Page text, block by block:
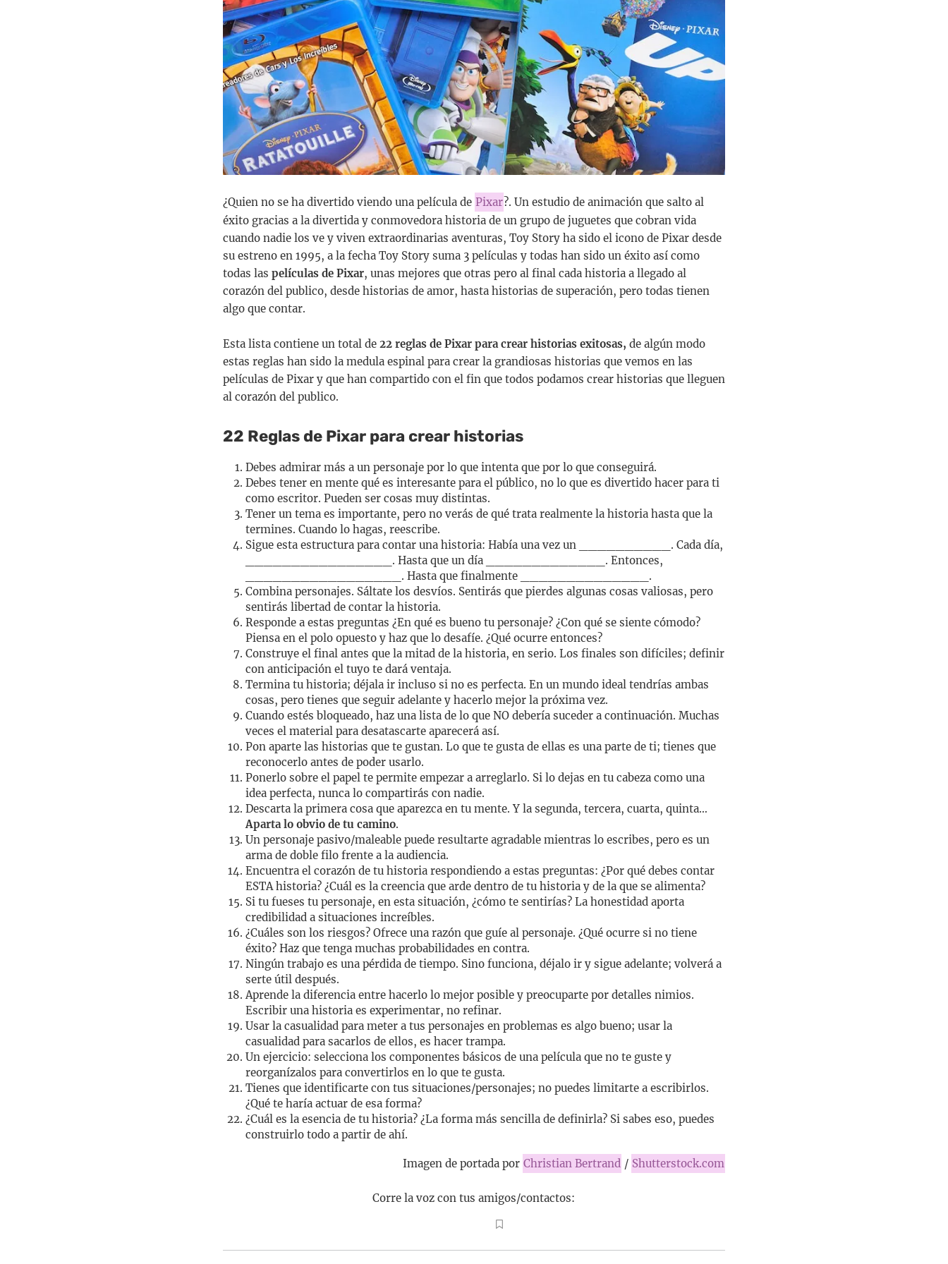
¿Quien no se ha divertido viendo una película de Pixar?. Un estudio de animación que salto al
éxito gracias a la divertida y conmovedora historia de un grupo de juguetes que cobran vida
cuando nadie los ve y viven extraordinarias aventuras, Toy Story ha sido el icono de Pixar desde
su estreno en 1995, a la fecha Toy Story suma 3 películas y todas han sido un éxito así como
todas las películas de Pixar, unas mejores que otras pero al final cada historia a llegado al
corazón del publico, desde historias de amor, hasta historias de superación, pero todas tienen
algo que contar.
Esta lista contiene un total de 22 reglas de Pixar para crear historias exitosas, de algún modo
estas reglas han sido la medula espinal para crear la grandiosas historias que vemos en las
películas de Pixar y que han compartido con el fin que todos podamos crear historias que lleguen
al corazón del publico.
22 Reglas de Pixar para crear historias
Debes admirar más a un personaje por lo que intenta que por lo que conseguirá.
Debes tener en mente qué es interesante para el público, no lo que es divertido hacer para ti
como escritor. Pueden ser cosas muy distintas.
Tener un tema es importante, pero no verás de qué trata realmente la historia hasta que la
termines. Cuando lo hagas, reescribe.
Sigue esta estructura para contar una historia: Había una vez un __________. Cada día,
________________. Hasta que un día _____________. Entonces,
_________________. Hasta que finalmente ______________.
Combina personajes. Sáltate los desvíos. Sentirás que pierdes algunas cosas valiosas, pero
sentirás libertad de contar la historia.
Responde a estas preguntas ¿En qué es bueno tu personaje? ¿Con qué se siente cómodo?
Piensa en el polo opuesto y haz que lo desafíe. ¿Qué ocurre entonces?
Construye el final antes que la mitad de la historia, en serio. Los finales son difíciles; definir
con anticipación el tuyo te dará ventaja.
Termina tu historia; déjala ir incluso si no es perfecta. En un mundo ideal tendrías ambas
cosas, pero tienes que seguir adelante y hacerlo mejor la próxima vez.
Cuando estés bloqueado, haz una lista de lo que NO debería suceder a continuación. Muchas
veces el material para desatascarte aparecerá así.
Pon aparte las historias que te gustan. Lo que te gusta de ellas es una parte de ti; tienes que
reconocerlo antes de poder usarlo.
Ponerlo sobre el papel te permite empezar a arreglarlo. Si lo dejas en tu cabeza como una
idea perfecta, nunca lo compartirás con nadie.
Descarta la primera cosa que aparezca en tu mente. Y la segunda, tercera, cuarta, quinta…
Aparta lo obvio de tu camino.
Un personaje pasivo/maleable puede resultarte agradable mientras lo escribes, pero es un
arma de doble filo frente a la audiencia.
Encuentra el corazón de tu historia respondiendo a estas preguntas: ¿Por qué debes contar
ESTA historia? ¿Cuál es la creencia que arde dentro de tu historia y de la que se alimenta?
Si tu fueses tu personaje, en esta situación, ¿cómo te sentirías? La honestidad aporta
credibilidad a situaciones increíbles.
¿Cuáles son los riesgos? Ofrece una razón que guíe al personaje. ¿Qué ocurre si no tiene
éxito? Haz que tenga muchas probabilidades en contra.
Ningún trabajo es una pérdida de tiempo. Sino funciona, déjalo ir y sigue adelante; volverá a
serte útil después.
Aprende la diferencia entre hacerlo lo mejor posible y preocuparte por detalles nimios.
Escribir una historia es experimentar, no refinar.
Usar la casualidad para meter a tus personajes en problemas es algo bueno; usar la
casualidad para sacarlos de ellos, es hacer trampa.
Un ejercicio: selecciona los componentes básicos de una película que no te guste y
reorganízalos para convertirlos en lo que te gusta.
Tienes que identificarte con tus situaciones/personajes; no puedes limitarte a escribirlos.
¿Qué te haría actuar de esa forma?
¿Cuál es la esencia de tu historia? ¿La forma más sencilla de definirla? Si sabes eso, puedes
construirlo todo a partir de ahí.
Imagen de portada por Christian Bertrand / Shutterstock.com
Corre la voz con tus amigos/contactos: